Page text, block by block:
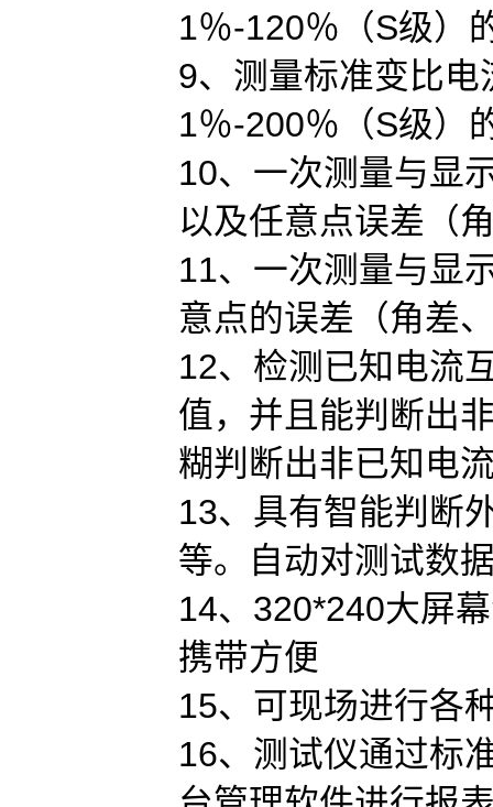
1％-120％（S级）
9、测量标准变比
1％-200％（S级）
10、一次测量与显
以及任意点误差（
11、一次测量与显
意点的误差（角差
12、检测已知电流
值，并且能判断出
糊判断出非已知电
13、具有智能判断
等。自动对测试数
14、320*240大屏
携带方便
15、可现场进行各
16、测试仪通过标